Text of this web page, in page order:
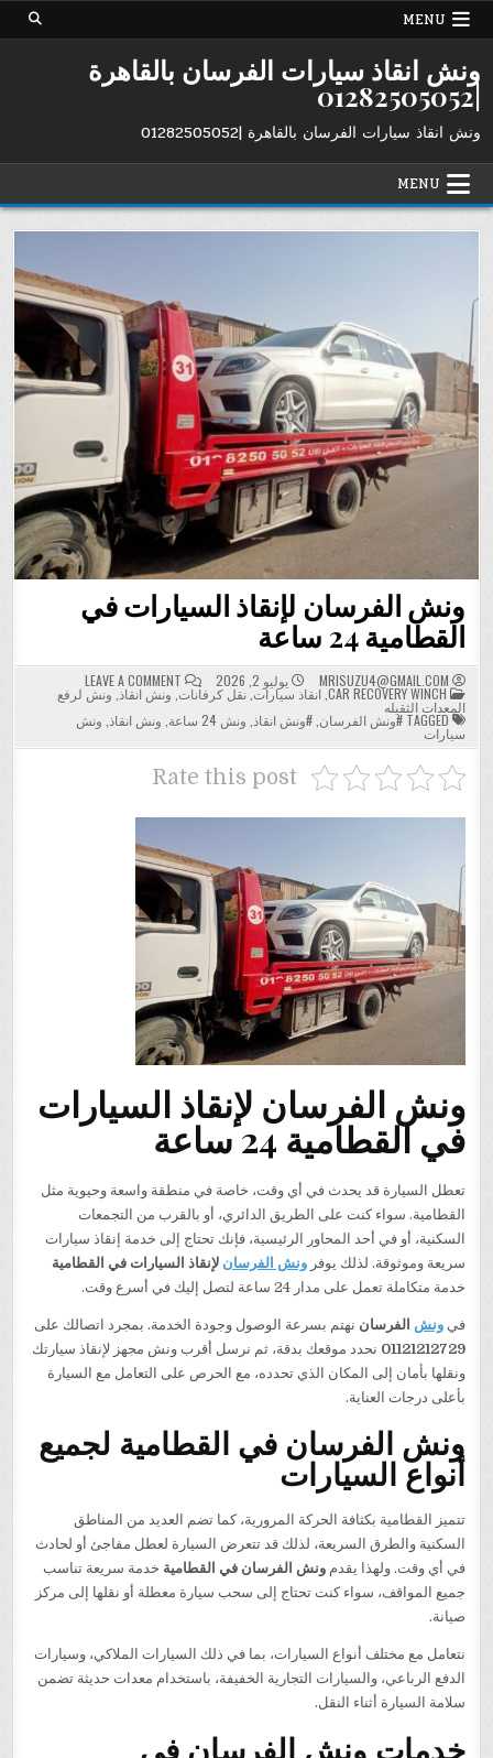
Skip
MENU
ونش انقاذ سيارات الفرسان بالقاهرة
|01282505052
ونش انقاذ سيارات الفرسان بالقاهرة |01282505052
MENU
ونش الفرسان لإنقاذ السيارات في
القطامية 24 ساعة
MRISUZU4@GMAIL.COM يوليو 2, 2026 LEAVE A COMMENT
ON
ونش
الفرسان
لإنقاذ
السيارات
في
POSTED
IN
CAR RECOVERY WINCH
,انقاذ سيارات,نقل كرفانات ونش انقاذ ونش لرفع
المعدات الثقيله
#ونش الفرسان ,#ونش انقاذ ونش 24 ساعة ونش انقاذ ونش
سيارات
Rate this post
ونش الفرسان لإنقاذ السيارات
في القطامية 24 ساعة
تعطل السيارة قد يحدث في أي وقت، خاصة في منطقة واسعة وحيوية مثل
القطامية. سواء كنت على الطريق الدائري، أو بالقرب من التجمعات
السكنية، أو في أحد المحاور الرئيسية، فإنك تحتاج إلى خدمة إنقاذ سيارات
سريعة وموثوقة. لذلك يوفرونش الفرسان لإنقاذ السيارات في القطامية
خدمة متكاملة تعمل على مدار 24 ساعة لتصل إليك في أسرع وقت.
فيونش الفرسان نهتم بسرعة الوصول وجودة الخدمة. بمجرد اتصالك على
01121212729 نحدد موقعك بدقة، ثم نرسل أقرب ونش مجهز لإنقاذ سيارتك
ونقلها بأمان إلى المكان الذي تحدده، مع الحرص على التعامل مع السيارة
بأعلى درجات العناية.
ونش الفرسان في القطامية لجميع
أنواع السيارات
تتميز القطامية بكثافة الحركة المرورية، كما تضم العديد من المناطق
السكنية والطرق السريعة، لذلك قد تتعرض السيارة لعطل مفاجئ أو لحادث
في أي وقت. ولهذا يقدمونش الفرسان في القطامية خدمة سريعة تناسب
جميع المواقف، سواء كنت تحتاج إلى سحب سيارة معطلة أو نقلها إلى مركز
صيانة.
نتعامل مع مختلف أنواع السيارات، بما في ذلك السيارات الملاكي، وسيارات
الدفع الرباعي، والسيارات التجارية الخفيفة، باستخدام معدات حديثة تضمن
سلامة السيارة أثناء النقل.
خدمات ونش الفرسان في